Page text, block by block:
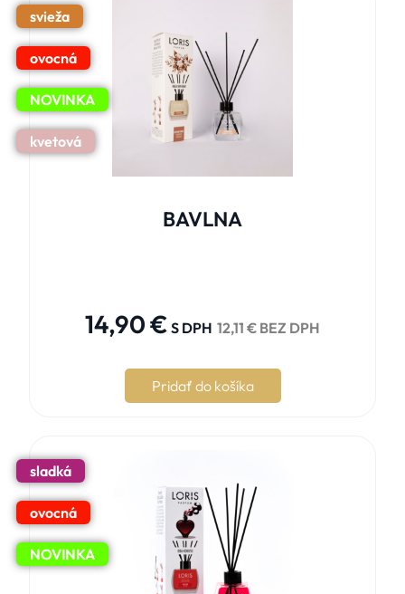
svieža
ovocná
NOVINKA
kvetová
BAVLNA
14,90€ S DPH 12,11 € BEZ DPH
Pridať do košíka
sladká
ovocná
NOVINKA